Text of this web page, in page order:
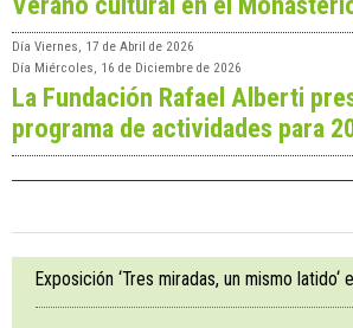
Día Viernes, 17 de Abril de 2026
Día Miércoles, 16 de Diciembre de 2026
La Fundación Rafael Alberti
programa de actividades para
Exposición ‘Tres miradas, un mismo latido‘